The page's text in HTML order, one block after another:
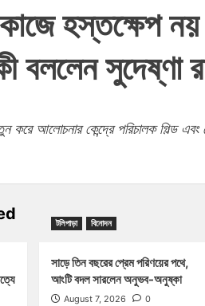
হস্তক্ষেপ নয়
বললেন সুদেষ্ণা
করে আলোচনার কেন্দ্রে পরিচালক গিল্ড
টলিপাড়া বিনোদন
সাড়ে তিন বছরের প্রেম পরিণয়ের পথে,
আংটি বদল সারলেন অনুভব-অনুষ্কা
August 7, 2026 0